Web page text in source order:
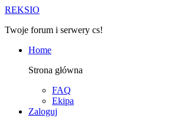
REKSIO
Twoje forum i serwery cs!
Home
Strona główna
FAQ
Ekipa
Zaloguj